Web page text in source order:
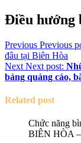
Điều hướng
Previous Previous
đâu tại Biên Hòa
Next Next post:
bảng quảng cáo,
Related post
Chức năng
BIÊN HÒA